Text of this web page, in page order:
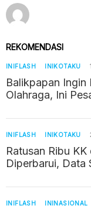
REKOMENDASI
INIFLASH INIKOTAKU
Balikpapan Ingin
Olahraga, Ini
INIFLASH INIKOTAKU
Ratusan Ribu
Diperbarui, Data
INIFLASH ININASIONAL